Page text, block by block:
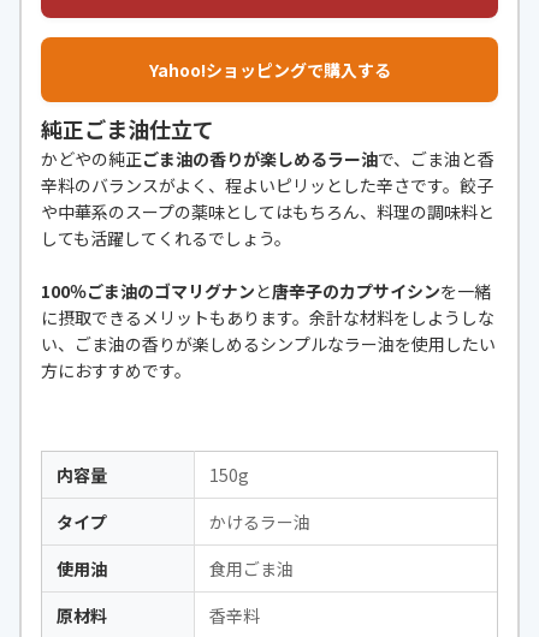
Yahoo!ショッピングで購入する
純正ごま油仕立て
かどやの純正ごま油の香りが楽しめるラー油で、ごま油と香
辛料のバランスがよく、程よいピリッとした辛さです。餃子
や中華系のスープの薬味としてはもちろん、料理の調味料と
しても活躍してくれるでしょう。
100％ごま油のゴマリグナンと唐辛子のカプサイシンを一緒
に摂取できるメリットもあります。余計な材料をしようしな
い、ごま油の香りが楽しめるシンプルなラー油を使用したい
方におすすめです。
内容量
150g
タイプ
かけるラー油
使用油
食用ごま油
原材料
香辛料